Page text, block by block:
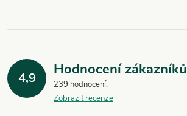
4,9 Hodnocení zákazníků
239 hodnocení
Zobrazit recenze